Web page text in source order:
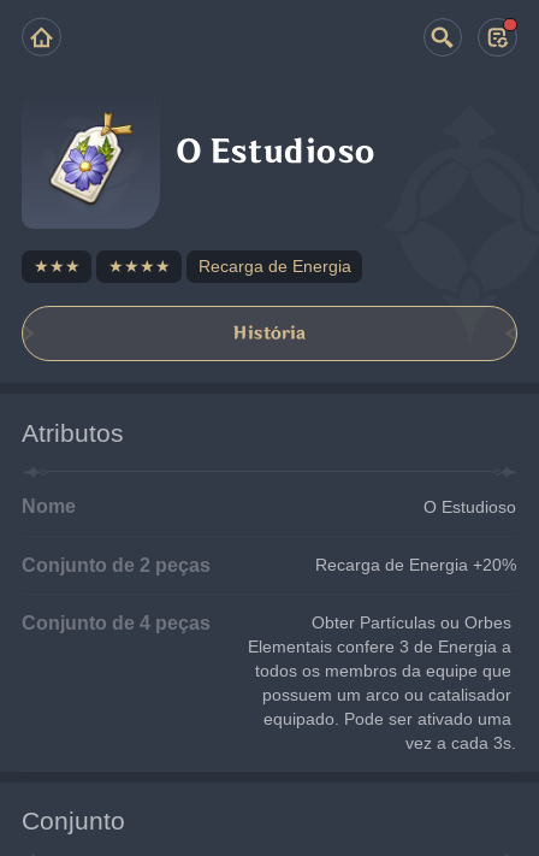
O Estudioso
★★★ ★★★★ Recarga de Energia
História
Atributos
Nome O Estudioso
Conjunto de 2 peças Recarga de Energia +20%
Conjunto de 4 peças
Obter Partículas ou Orbes
Elementais confere 3 de Energia a
todos os membros da equipe que
possuem um arco ou catalisador
equipado. Pode ser ativado uma
vez a cada 3s.
Conjunto